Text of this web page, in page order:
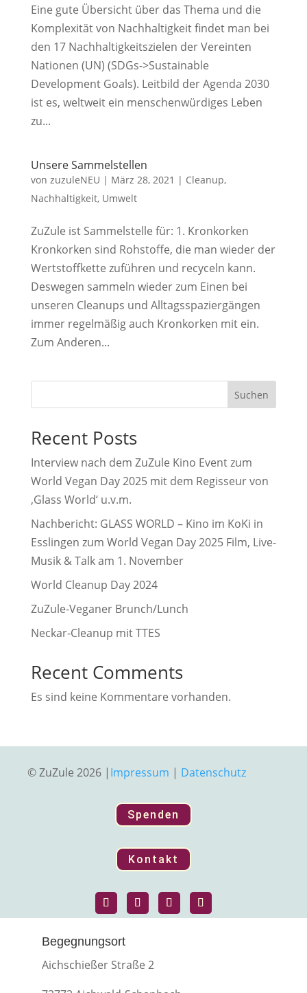
Eine gute Übersicht über das Thema und die
Komplexität von Nachhaltigkeit findet man bei
den 17 Nachhaltigkeitszielen der Vereinten
Nationen (UN) (SDGs->Sustainable
Development Goals). Leitbild der Agenda 2030
ist es, weltweit ein menschenwürdiges Leben
zu...
Unsere Sammelstellen
von zuzuleNEU | März 28, 2021 | Cleanup,
Nachhaltigkeit, Umwelt
ZuZule ist Sammelstelle für: 1. Kronkorken
Kronkorken sind Rohstoffe, die man wieder der
Wertstoffkette zuführen und recyceln kann.
Deswegen sammeln wieder zum Einen bei
unseren Cleanups und Alltagsspaziergängen
immer regelmäßig auch Kronkorken mit ein.
Zum Anderen...
Suchen
Recent Posts
Interview nach dem ZuZule Kino Event zum
World Vegan Day 2025 mit dem Regisseur von
‚Glass World‘ u.v.m.
Nachbericht: GLASS WORLD – Kino im KoKi in
Esslingen zum World Vegan Day 2025 Film, Live-
Musik & Talk am 1. November
World Cleanup Day 2024
ZuZule-Veganer Brunch/Lunch
Neckar-Cleanup mit TTES
Recent Comments
Es sind keine Kommentare vorhanden.
© ZuZule 2026 | Impressum | Datenschutz
Spenden
Kontakt
Begegnungsort
Aichschießer Straße 2